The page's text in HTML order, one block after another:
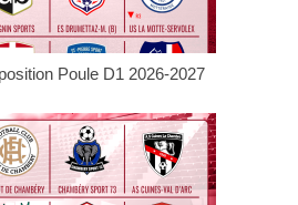
Poule D1 2026-2027